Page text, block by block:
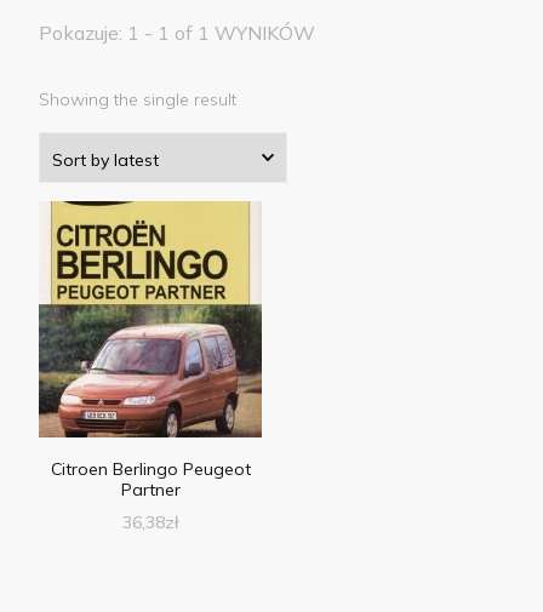
Pokazuje: 1 - 1 of 1 WYNIKÓW
Showing the single result
Citroen Berlingo Peugeot
Partner
36,38zł